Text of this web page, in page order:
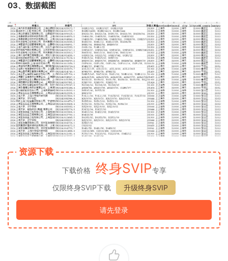
03、数据截图
资源下载
下载价格 终身SVIP专享
仅限终身SVIP下载
升级终身SVIP
请先登录